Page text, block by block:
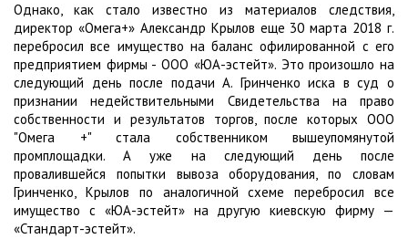
Однако, как стало известно из материалов следствия,
директор «Омега+» Александр Крылов еще 30 марта 2018 г.
перебросил все имущество на баланс офилированной с его
предприятием фирмы - ООО «ЮА-эстейт». Это произошло на
следующий день после подачи А. Гринченко иска в суд о
признании недействительными Свидетельства на право
собственности и результатов торгов, после которых ООО
"Омега +" стала собственником вышеупомянутой
промплощадки. А уже на следующий день после
провалившейся попытки вывоза оборудования, по словам
Гринченко, Крылов по аналогичной схеме перебросил все
имущество с «ЮА-эстейт» на другую киевскую фирму —
«Стандарт-эстейт».